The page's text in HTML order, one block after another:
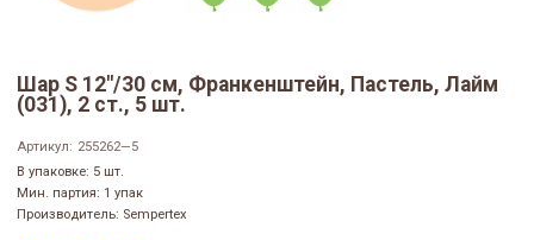
Шар S 12"/30 см, Франкенштейн, Пастель, Лайм
(031), 2 ст., 5 шт.
Артикул: 255262—5
В упаковке: 5 шт.
Мин. партия: 1 упак
Производитель: Sempertex